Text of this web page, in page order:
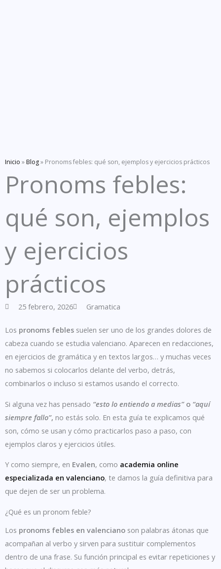
Inicio »Blog» Pronoms febles: qué son, ejemplos y ejercicios prácticos
Pronoms febles:
qué son, ejemplos
y ejercicios
prácticos
25 febrero, 2026 Gramatica
Los pronoms febles suelen ser uno de los grandes dolores de
cabeza cuando se estudia valenciano. Aparecen en redacciones,
en ejercicios de gramática y en textos largos… y muchas veces
no sabemos si colocarlos delante del verbo, detrás,
combinarlos o incluso si estamos usando el correcto.
Si alguna vez has pensado “esto lo entiendo a medias”o “aquí
siempre fallo”, no estás solo. En esta guía te explicamos qué
son, cómo se usan y cómo practicarlos paso a paso, con
ejemplos claros y ejercicios útiles.
Y como siempre, en Evalen, como academia online
especializada en valenciano, te damos la guía definitiva para
que dejen de ser un problema.
¿Qué es un pronom feble?
Los pronoms febles en valenciano son palabras átonas que
acompañan al verbo y sirven para sustituir complementos
dentro de una frase. Su función principal es evitar repeticiones y